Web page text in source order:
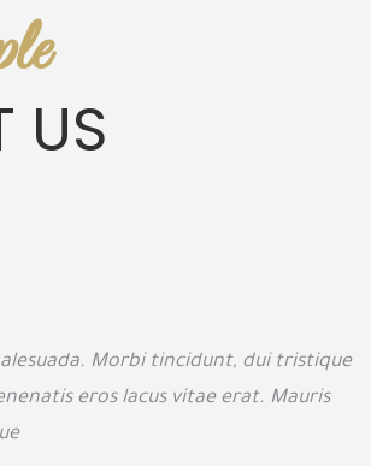
US
Morbi tincidunt, dui tristique
eros lacus vitae erat. Mauris